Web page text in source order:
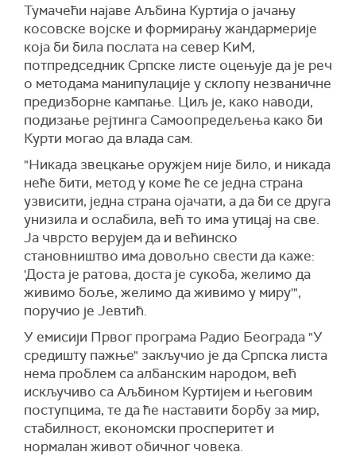
Тумачећи најаве Аљбина Куртија о јачању
косовске војске и формирању жандармерије
која би била послата на север КиМ,
потпредседник Српске листе оцењује да је реч
о методама манипулације у склопу незваничне
предизборне кампање. Циљ је, како наводи,
подизање рејтинга Самоопредељења како би
Курти могао да влада сам.
"Никада звецкање оружјем није било, и никада
неће бити, метод у коме ће се једна страна
узвисити, једна страна ојачати, а да би се друга
унизила и ослабила, већ то има утицај на све.
Ја чврсто верујем да и већинско
становништво има довољно свести да каже:
'Доста је ратова, доста је сукоба, желимо да
живимо боље, желимо да живимо у миру'",
поручио је Јевтић.
У емисији Првог програма Радио Београда "У
средишту пажње" закључио је да Српска листа
нема проблем са албанским народом, већ
искључиво са Аљбином Куртијем и његовим
поступцима, те да ће наставити борбу за мир,
стабилност, економски просперитет и
нормалан живот обичног човека.